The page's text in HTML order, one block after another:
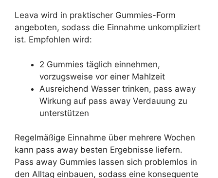
Leava wird in praktischer Gummies-Form
angeboten, sodass die Einnahme unkompliziert
ist. Empfohlen wird:
2 Gummies täglich einnehmen,
vorzugsweise vor einer Mahlzeit
Ausreichend Wasser trinken, pass away
Wirkung auf pass away Verdauung zu
unterstützen
Regelmäßige Einnahme über mehrere Wochen
kann pass away besten Ergebnisse liefern.
Pass away Gummies lassen sich problemlos in
den Alltag einbauen, sodass eine konsequente